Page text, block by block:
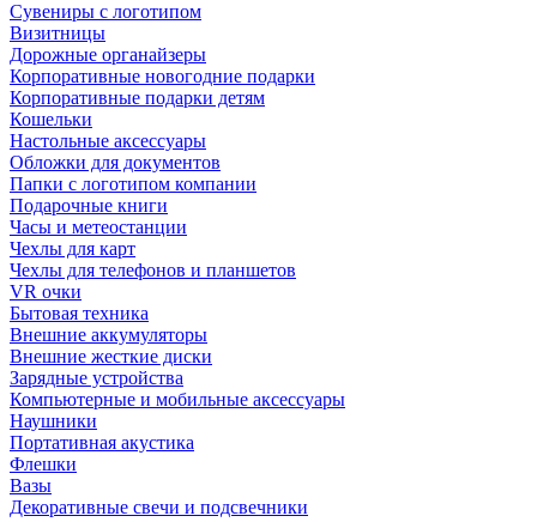
Сувениры с логотипом
Визитницы
Дорожные органайзеры
Корпоративные новогодние подарки
Корпоративные подарки детям
Кошельки
Настольные аксессуары
Обложки для документов
Папки с логотипом компании
Подарочные книги
Часы и метеостанции
Чехлы для карт
Чехлы для телефонов и планшетов
VR очки
Бытовая техника
Внешние аккумуляторы
Внешние жесткие диски
Зарядные устройства
Компьютерные и мобильные аксессуары
Наушники
Портативная акустика
Флешки
Вазы
Декоративные свечи и подсвечники